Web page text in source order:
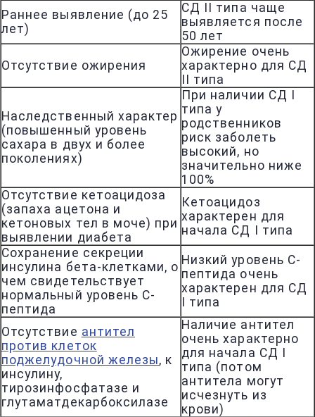
Раннее выявление (до 25
лет)
СД II типа чаще
выявляется после
50 лет
Отсутствие ожирения
Ожирение очень
характерно для СД
II типа
Наследственный характер
(повышенный уровень
сахара в двух и более
поколениях)
При наличии СД I
типа у
родственников
риск заболеть
высокий, но
значительно ниже
100%
Отсутствие кетоацидоза
(запаха ацетона и
кетоновых тел в моче) при
выявлении диабета
Кетоацидоз
характерен для
начала СД I типа
Сохранение секреции
инсулина бета-клетками, о
чем свидетельствует
нормальный уровень С-
пептида
Низкий уровень С-
пептида очень
характерен для СД
I типа
Отсутствие антител
против клеток
поджелудочной железы, к
инсулину,
тирозинфосфатазе и
глутаматдекарбоксилазе
Наличие антител
очень характерно
для начала СД I
типа (потом
антитела могут
исчезнуть из
крови)